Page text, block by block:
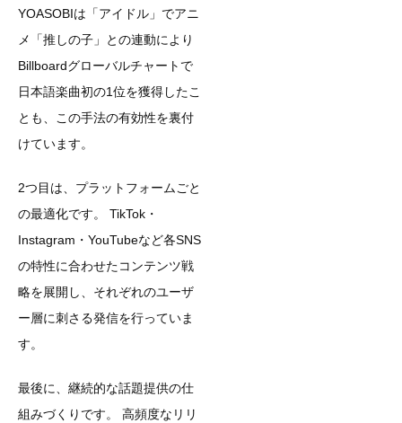
YOASOBIは「アイドル」でアニ
メ「推しの子」との連動により
Billboardグローバルチャートで
日本語楽曲初の1位を獲得したこ
とも、この手法の有効性を裏付
けています。
2つ目は、プラットフォームごと
の最適化です。 TikTok・
Instagram・YouTubeなど各SNS
の特性に合わせたコンテンツ戦
略を展開し、それぞれのユーザ
ー層に刺さる発信を行っていま
す。
最後に、継続的な話題提供の仕
組みづくりです。 高頻度なリリ